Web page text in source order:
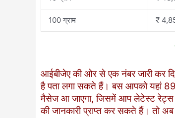
100 ग्राम ₹
आईबीजेए की ओर से एक नंबर जारी कर
है पता लगा सकते हैं। बस आपको यहां
मैसेज आ जाएगा, जिसमें आप लेटेस्ट
की जानकारी प्राप्त कर सकते हैं। तो